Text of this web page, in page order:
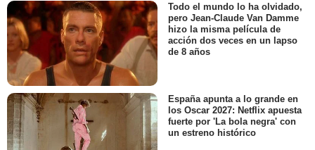
Todo el mundo lo ha olvidado,
pero Jean-Claude Van Damme
hizo la misma película de
acción dos veces en un lapso
de 8 años
España apunta a lo grande en
los Oscar 2027: Netflix apuesta
fuerte por 'La bola negra' con
un estreno histórico